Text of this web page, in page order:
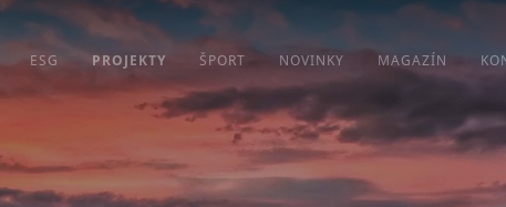
ESG PROJEKTY ŠPORT NOVINKY MAGAZÍN